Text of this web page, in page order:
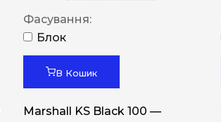
Leana
Фасування:
Блок
В Кошик
Marshall KS Black 100 —